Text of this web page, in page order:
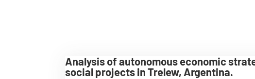
Analysis of autonomous economic
social projects in Trelew, Argentina.